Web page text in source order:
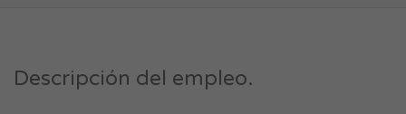
Descripción del empleo.